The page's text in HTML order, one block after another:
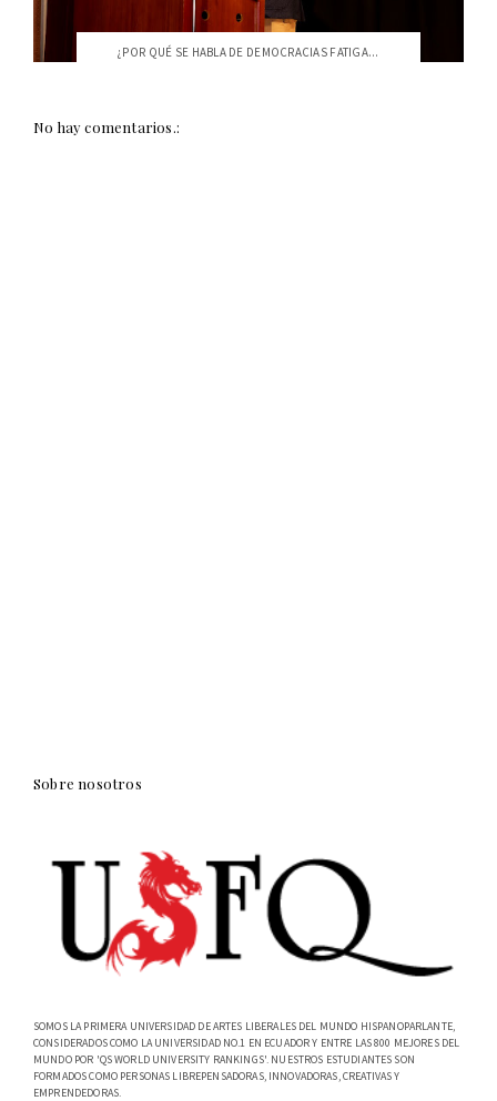
¿POR QUÉ SE HABLA DE DEMOCRACIAS FATIGA...
No hay comentarios.:
Sobre nosotros
SOMOS LA PRIMERA UNIVERSIDAD DE ARTES LIBERALES DEL MUNDO HISPANOPARLANTE,
CONSIDERADOS COMO LA UNIVERSIDAD NO.1 EN ECUADOR Y ENTRE LAS 800 MEJORES DEL
MUNDO POR 'QS WORLD UNIVERSITY RANKINGS'. NUESTROS ESTUDIANTES SON
FORMADOS COMO PERSONAS LIBREPENSADORAS, INNOVADORAS, CREATIVAS Y
EMPRENDEDORAS.